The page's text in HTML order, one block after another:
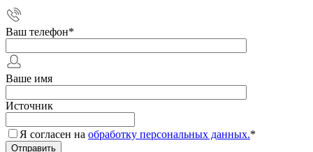
Ваш телефон*
Ваше имя
Источник
Я согласен на обработку персональных данных.*